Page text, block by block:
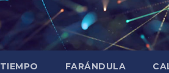
TIEMPO FARÁNDULA